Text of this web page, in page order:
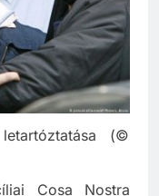
letartóztatása (©